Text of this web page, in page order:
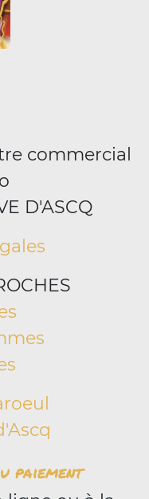
commercial
D'ASCQ
paiement